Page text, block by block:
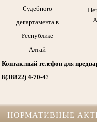
Судебного
департамента в
Республике
Алтай
Контактный телефон для
8(38822) 4-70-43
НОРМАТИВНЫЕ